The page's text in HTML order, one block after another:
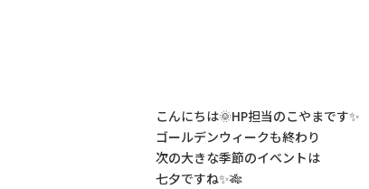
こんにちは🌞HP担当のこやまです✨
ゴールデンウィークも終わり
次の大きな季節のイベントは
七夕ですね✨🎋